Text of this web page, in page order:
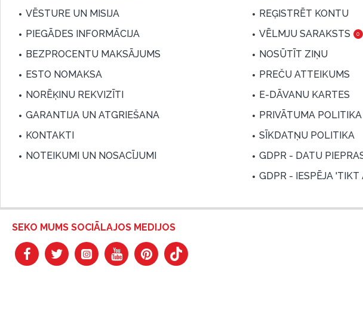
VĒSTURE UN MISIJA
PIEGĀDES INFORMĀCIJA
BEZPROCENTU MAKSĀJUMS
ESTO NOMAKSA
NORĒĶINU REKVIZĪTI
GARANTIJA UN ATGRIEŠANA
KONTAKTI
NOTEIKUMI UN NOSACĪJUMI
REĢISTRĒT KONTU
VĒLMJU SARAKSTS
0
NOSŪTĪT ZIŅU
PREČU ATTEIKUMS
E-DĀVANU KARTES
PRIVĀTUMA POLITIKA
SĪKDATŅU POLITIKA
GDPR - DATU
GDPR - IESPĒJA 'TIKT
SEKO MUMS SOCIĀLAJOS MEDIJOS